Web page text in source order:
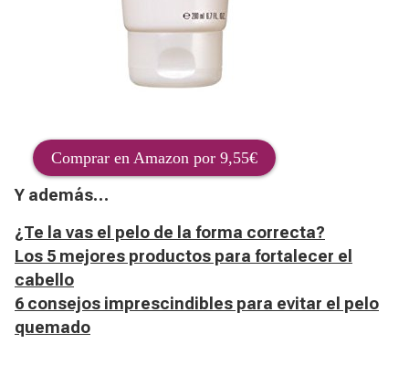
Comprar en Amazon por 9,55€
Y además…
¿Te la vas el pelo de la forma correcta?
Los 5 mejores productos para fortalecer el
cabello
6 consejos imprescindibles para evitar el pelo
quemado